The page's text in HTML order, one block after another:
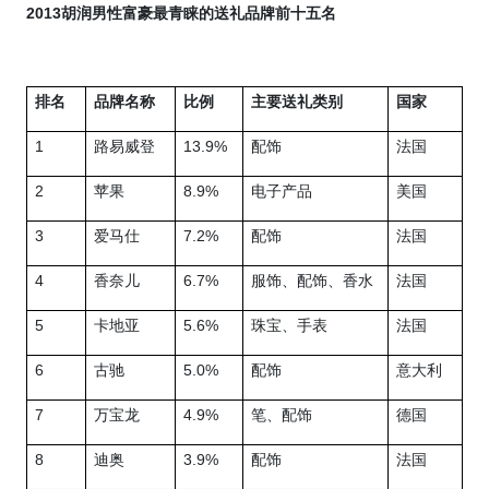
2013胡润男性富豪最青睐的送礼品牌前十五名
排名 品牌名称 比例 主要送礼类别 国家
1 路易威登 13.9% 配饰 法国
2 苹果 8.9% 电子产品 美国
3 爱马仕 7.2% 配饰 法国
4 香奈儿 6.7% 服饰、配饰、香水 法国
5 卡地亚 5.6% 珠宝、手表 法国
6 古驰 5.0% 配饰 意大利
7 万宝龙 4.9% 笔、配饰 德国
8 迪奥 3.9% 配饰 法国